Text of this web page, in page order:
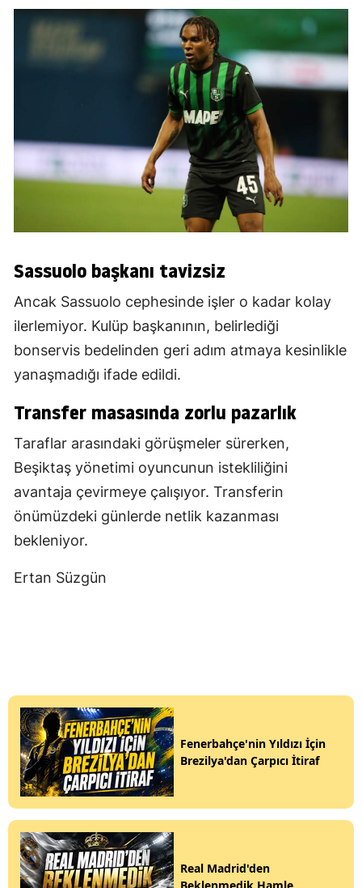
Sassuolo başkanı tavizsiz
Ancak Sassuolo cephesinde işler o kadar kolay
ilerlemiyor. Kulüp başkanının, belirlediği
bonservis bedelinden geri adım atmaya kesinlikle
yanaşmadığı ifade edildi.
Transfer masasında zorlu pazarlık
Taraflar arasındaki görüşmeler sürerken,
Beşiktaş yönetimi oyuncunun istekliliğini
avantaja çevirmeye çalışıyor. Transferin
önümüzdeki günlerde netlik kazanması
bekleniyor.
Ertan Süzgün
Fenerbahçe'nin Yıldızı İçin
Brezilya'dan Çarpıcı İtiraf
Real Madrid'den